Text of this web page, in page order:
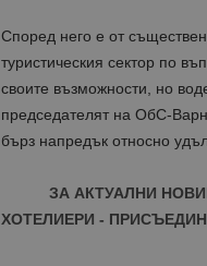
Според него е от
туристическия сектор по
своите възможности, но
председателят на ОбС-
бърз напредък относно
ЗА АКТУАЛНИ
ХОТЕЛИЕРИ -